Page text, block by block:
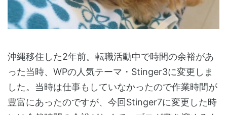
沖縄移住した2年前。転職活動中で時間の余裕があ
った当時、WPの人気テーマ・Stinger3に変更しま
した。当時は仕事もしていなかったので作業時間が
豊富にあったのですが、今回Stinger7に変更した時